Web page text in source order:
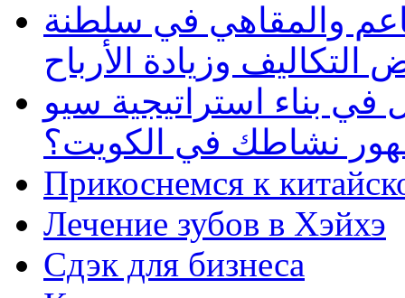
والمقاهي في سلطنة
وزيادة الأرباح
بناء استراتيجية سيو
نشاطك في الكويت؟
Прикоснемся к
Лечение зубов в Хэйхэ
Сдэк для бизнеса